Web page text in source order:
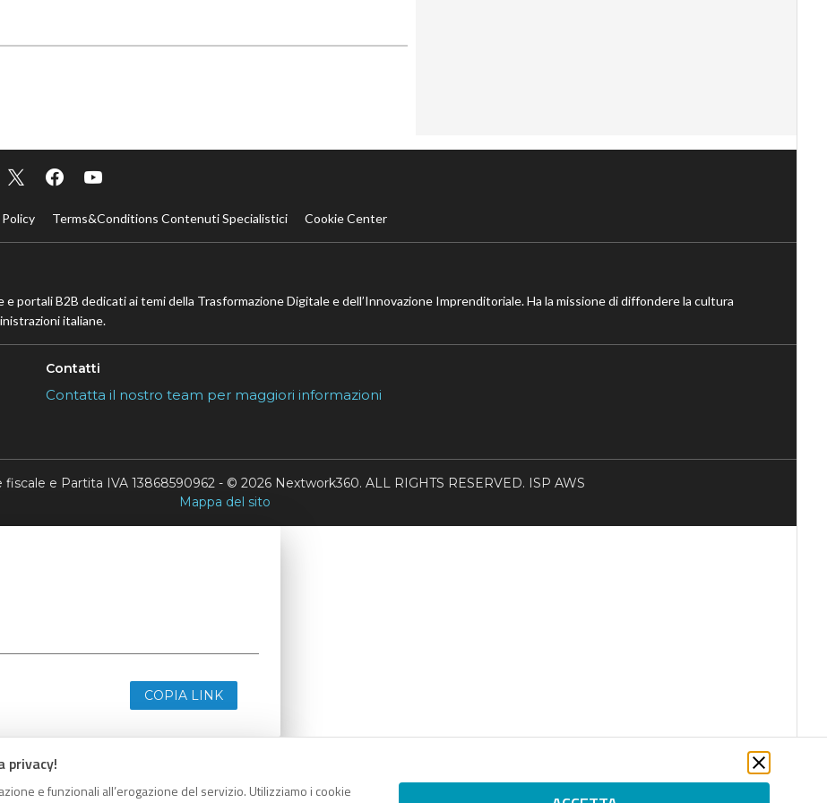
privacy!
e funzionali all’erogazione del servizio. Utilizziamo i cookie
Terms&Conditions Contenuti Specialistici Cookie Center
portali B2B dedicati ai temi della Trasformazione Digitale e dell’Innovazione Imprenditoriale. Ha la missione di diffondere la cultura
italiane.
Contatti
Contatta il nostro team per maggiori informazioni
e Partita IVA 13868590962 - © 2026 Nextwork360. ALL RIGHTS RESERVED. ISP AWS
Mappa del sito
COPIA LINK